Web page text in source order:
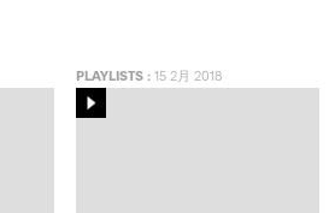
PLAYLISTS:15 2月 2018